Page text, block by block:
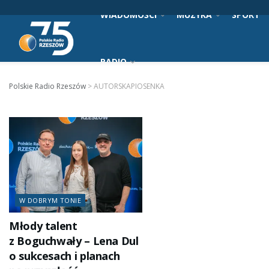
WIADOMOŚCI MUZYKA SPORT
RADIO
Polskie Radio Rzeszów >AUTORSKAPIOSENKA
W DOBRYM TONIE
Młody talent
z Boguchwały – Lena Dul
o sukcesach i planach